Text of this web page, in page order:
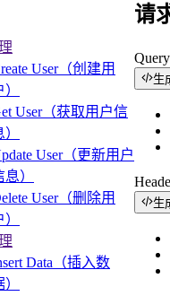
User（创建用
）
User（获取用户信
User（更新用户
息）
User（删除用
）
Data（插入数
请
生
生